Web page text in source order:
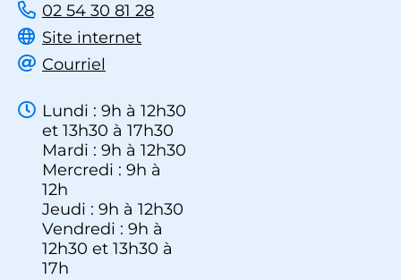
02 54 30 81 28
Site internet
Courriel
Lundi : 9h à 12h30
et 13h30 à 17h30
Mardi : 9h à 12h30
Mercredi : 9h à
12h
Jeudi : 9h à 12h30
Vendredi : 9h à
12h30 et 13h30 à
17h